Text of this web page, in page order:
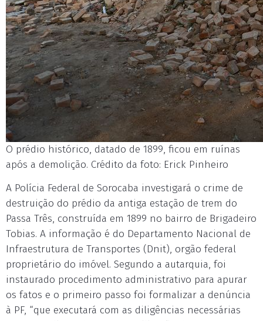
O prédio histórico, datado de 1899, ficou em ruínas
após a demolição. Crédito da foto: Erick Pinheiro
A Polícia Federal de Sorocaba investigará o crime de
destruição do prédio da antiga estação de trem do
Passa Três, construída em 1899 no bairro de Brigadeiro
Tobias. A informação é do Departamento Nacional de
Infraestrutura de Transportes (Dnit), orgão federal
proprietário do imóvel. Segundo a autarquia, foi
instaurado procedimento administrativo para apurar
os fatos e o primeiro passo foi formalizar a denúncia
à PF, “que executará com as diligências necessárias